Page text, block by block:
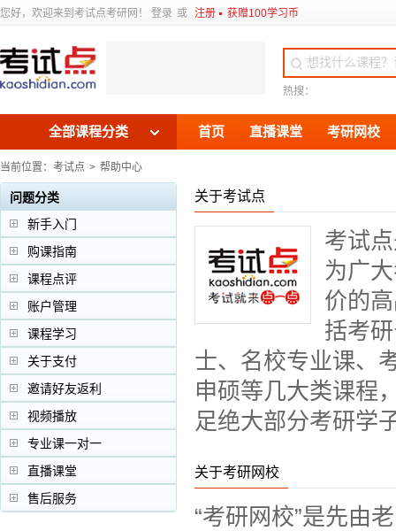
您好， 欢迎来到考试点考研网！ 登录 或 注册 获赠100学习币
热搜：
全部课程分类 首页 直播课堂 考研网校
当前位置： 考试点 > 帮助中心
问题分类
新手入门
购课指南
课程点评
账户管理
课程学习
关于支付
邀请好友返利
视频播放
专业课一对一
直播课堂
售后服务
关于考试点
考试
为广
价的
括考
士、名校专业课、
申硕等几大类课程
足绝大部分考研学
关于考研网校
“考研网校”是先由